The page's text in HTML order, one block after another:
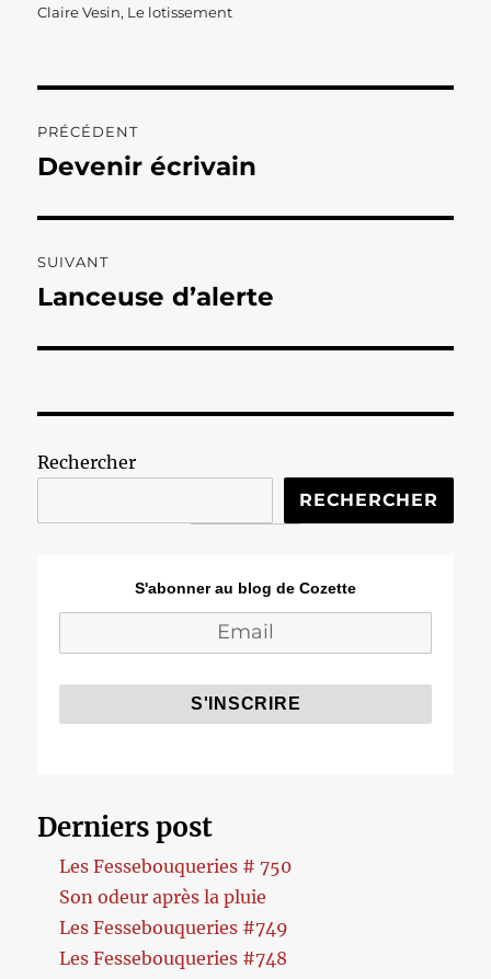
le
Claire Vesin, Le lotissement
de
PRÉCÉDENT
Publication
Devenir écrivain
SUIVANT
Publication
Lanceuse d’alerte
Rechercher
RECHERCHER
S'abonner au blog de Cozette
Derniers post
Les Fessebouqueries # 750
Son odeur après la pluie
Les Fessebouqueries #749
Les Fessebouqueries #748